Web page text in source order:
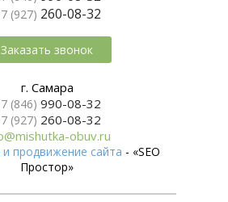
(927) 260-08-32
Заказать звонок
г. Самара
(846) 990-08-32
(927) 260-08-32
obuv.ru
продвижение сайта - «SEO
Простор»